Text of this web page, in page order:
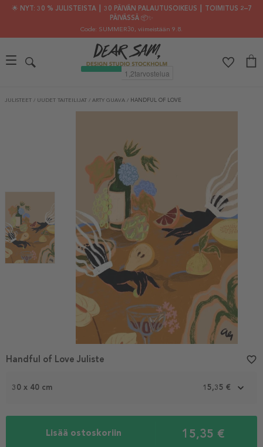
🌟 NYT: 30 % JULISTEISTA ┃ 30 PÄIVÄN PALAUTUSOIKEUS ┃ TOIMITUS 2–7
PÄIVÄSSÄ 📦✨
Code: SUMMER30, viimeistään 9.8.
JULISTEET / UUDET TAITEILIJAT / ARTY GUAVA / HANDFUL OF LOVE
30 x 40 cm 15,35 €
Lisää ostoskoriin 15,35 €
Handful of Love Juliste favorite_border